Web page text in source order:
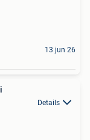
13 jun 26
Details